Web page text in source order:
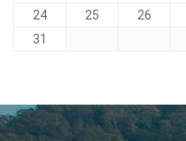
24
25 26
31